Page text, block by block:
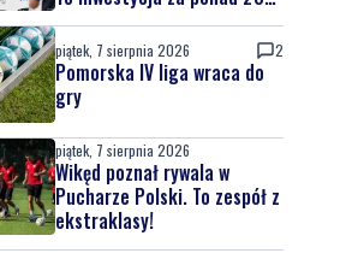
mln zł
piątek, 7 sierpnia 2026 2
Pomorska IV liga wraca do
gry
piątek, 7 sierpnia 2026
Wikęd poznał rywala w
Pucharze Polski. To zespół z
ekstraklasy!